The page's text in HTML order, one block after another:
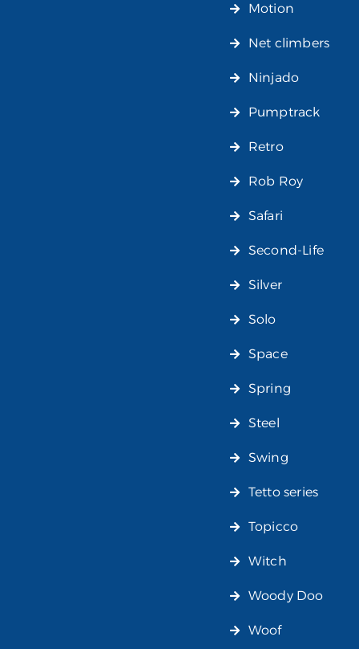
Motion
Net climbers
Ninjado
Pumptrack
Retro
Rob Roy
Safari
Second-Life
Silver
Solo
Space
Spring
Steel
Swing
Tetto series
Topicco
Witch
Woody Doo
Woof